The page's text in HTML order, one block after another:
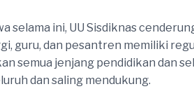
selama ini, UU Sisdiknas
guru, dan pesantren memiliki
semua jenjang pendidikan dan
dan saling mendukung.